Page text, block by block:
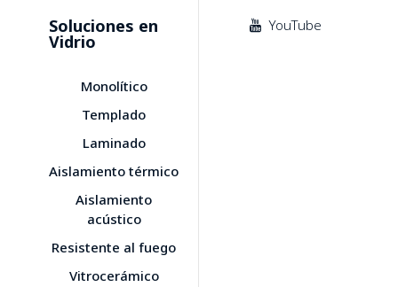
Soluciones en
Vidrio
Monolítico
Templado
Laminado
Aislamiento térmico
Aislamiento
acústico
Resistente al fuego
Vitrocerámico
YouTube